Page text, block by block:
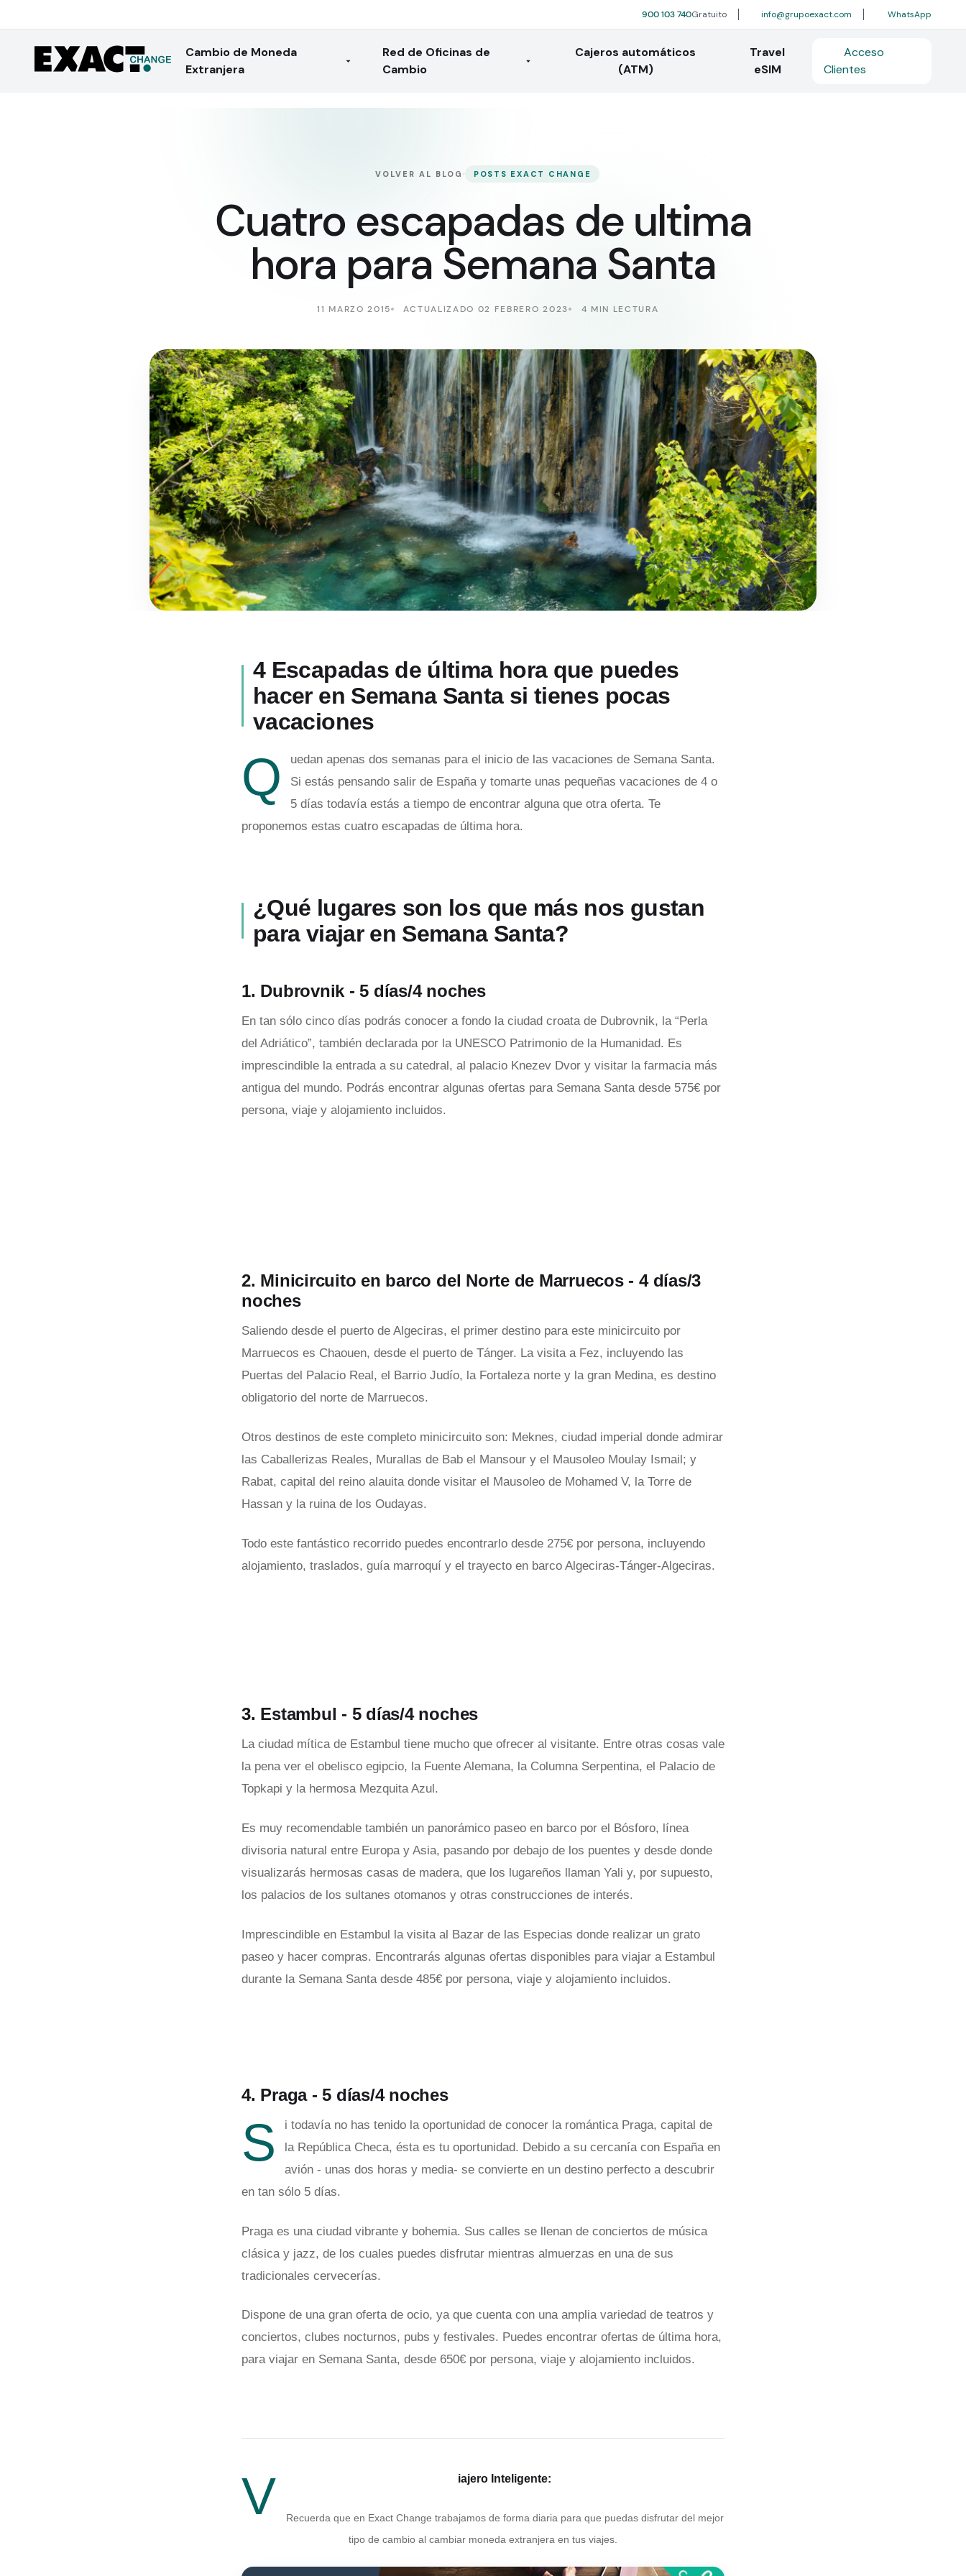
900 103 740Gratuito info@grupoexact.com WhatsApp
Cambio de Moneda
Extranjera
Red de Oficinas de
Cambio
Cajeros automáticos
(ATM)
Travel
eSIM
Acceso
Clientes
VOLVER AL BLOG · POSTS EXACT CHANGE
Cuatro escapadas de ultima
hora para Semana Santa
11 MARZO 2015 ACTUALIZADO 02 FEBRERO 2023 4 MIN LECTURA
4 Escapadas de última hora que puedes
hacer en Semana Santa si tienes pocas
vacaciones
Q
uedan apenas dos semanas para el inicio de las vacaciones de Semana Santa.
Si estás pensando salir de España y tomarte unas pequeñas vacaciones de 4 o
5 días todavía estás a tiempo de encontrar alguna que otra oferta. Te
proponemos estas cuatro escapadas de última hora.
¿Qué lugares son los que más nos gustan
para viajar en Semana Santa?
1. Dubrovnik - 5 días/4 noches
En tan sólo cinco días podrás conocer a fondo la ciudad croata de Dubrovnik, la “Perla
del Adriático”, también declarada por la UNESCO Patrimonio de la Humanidad. Es
imprescindible la entrada a su catedral, al palacio Knezev Dvor y visitar la farmacia más
antigua del mundo. Podrás encontrar algunas ofertas para Semana Santa desde 575€ por
persona, viaje y alojamiento incluidos.
2. Minicircuito en barco del Norte de Marruecos - 4 días/3
noches
Saliendo desde el puerto de Algeciras, el primer destino para este minicircuito por
Marruecos es Chaouen, desde el puerto de Tánger. La visita a Fez, incluyendo las
Puertas del Palacio Real, el Barrio Judío, la Fortaleza norte y la gran Medina, es destino
obligatorio del norte de Marruecos.
Otros destinos de este completo minicircuito son: Meknes, ciudad imperial donde admirar
las Caballerizas Reales, Murallas de Bab el Mansour y el Mausoleo Moulay Ismail; y
Rabat, capital del reino alauita donde visitar el Mausoleo de Mohamed V, la Torre de
Hassan y la ruina de los Oudayas.
Todo este fantástico recorrido puedes encontrarlo desde 275€ por persona, incluyendo
alojamiento, traslados, guía marroquí y el trayecto en barco Algeciras-Tánger-Algeciras.
3. Estambul - 5 días/4 noches
La ciudad mítica de Estambul tiene mucho que ofrecer al visitante. Entre otras cosas vale
la pena ver el obelisco egipcio, la Fuente Alemana, la Columna Serpentina, el Palacio de
Topkapi y la hermosa Mezquita Azul.
Es muy recomendable también un panorámico paseo en barco por el Bósforo, línea
divisoria natural entre Europa y Asia, pasando por debajo de los puentes y desde donde
visualizarás hermosas casas de madera, que los lugareños llaman Yali y, por supuesto,
los palacios de los sultanes otomanos y otras construcciones de interés.
Imprescindible en Estambul la visita al Bazar de las Especias donde realizar un grato
paseo y hacer compras. Encontrarás algunas ofertas disponibles para viajar a Estambul
durante la Semana Santa desde 485€ por persona, viaje y alojamiento incluidos.
4. Praga - 5 días/4 noches
S
i todavía no has tenido la oportunidad de conocer la romántica Praga, capital de
la República Checa, ésta es tu oportunidad. Debido a su cercanía con España en
avión - unas dos horas y media- se convierte en un destino perfecto a descubrir
en tan sólo 5 días.
Praga es una ciudad vibrante y bohemia. Sus calles se llenan de conciertos de música
clásica y jazz, de los cuales puedes disfrutar mientras almuerzas en una de sus
tradicionales cervecerías.
Dispone de una gran oferta de ocio, ya que cuenta con una amplia variedad de teatros y
conciertos, clubes nocturnos, pubs y festivales. Puedes encontrar ofertas de última hora,
para viajar en Semana Santa, desde 650€ por persona, viaje y alojamiento incluidos.
V iajero Inteligente:
Recuerda que en Exact Change trabajamos de forma diaria para que puedas disfrutar del mejor
tipo de cambio al cambiar moneda extranjera en tus viajes.